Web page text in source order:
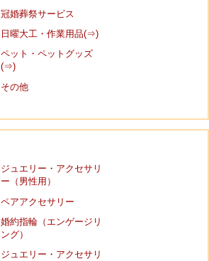
冠婚葬祭サービス
日曜大工・作業用品(⇒)
ペット・ペットグッズ
(⇒)
その他
ジュエリー・アクセサリ
ー（男性用）
ペアアクセサリー
婚約指輪（エンゲージリ
ング）
ジュエリー・アクセサリ